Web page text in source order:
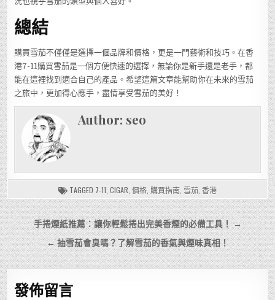
總結
購買雪茄不僅僅是選擇一個品牌和價格，更是一門藝術和技巧。在香
港7-11購買雪茄是一個方便快速的選擇，無論你是新手還是老手，都
能在這裡找到適合自己的產品。希望這篇文章能幫助你在未來的雪茄
之旅中，更加得心應手，盡情享受雪茄的美好！
Author: seo
TAGGED 7-11 CIGAR 價格 購買指南 雪茄 香港
文
章
導
覽
手捲煙紙推薦：讓你輕鬆捲出完美香煙的必備工具！ →
← 抽雪茄會臭嗎？了解雪茄的香氣與煙味真相！
發佈留言